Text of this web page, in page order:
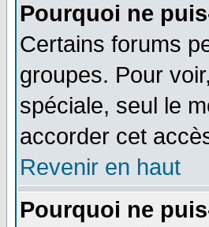
Pourquoi ne
Certains forums
groupes. Pour
spéciale, seul le
accorder cet
Revenir en haut
Pourquoi ne